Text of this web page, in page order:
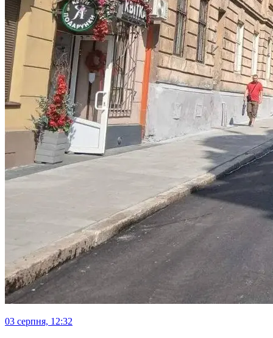
03 серпня, 12:32